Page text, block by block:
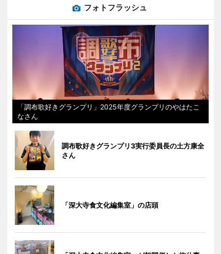
フォトフラッシュ
「調布歌好きグランプリ」2025年度グランプリのやはたこ
なさん
調布歌好きグランプリ3実行委員長の土方康全
さん
「深大寺食文化編集室」の店頭